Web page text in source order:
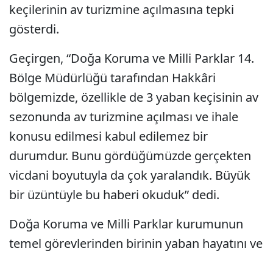
keçilerinin av turizmine açılmasına tepki
gösterdi.
Geçirgen, “Doğa Koruma ve Milli Parklar 14.
Bölge Müdürlüğü tarafından Hakkâri
bölgemizde, özellikle de 3 yaban keçisinin av
sezonunda av turizmine açılması ve ihale
konusu edilmesi kabul edilemez bir
durumdur. Bunu gördüğümüzde gerçekten
vicdani boyutuyla da çok yaralandık. Büyük
bir üzüntüyle bu haberi okuduk” dedi.
Doğa Koruma ve Milli Parklar kurumunun
temel görevlerinden birinin yaban hayatını ve